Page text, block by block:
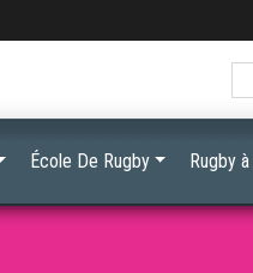
École De Rugby Rugby